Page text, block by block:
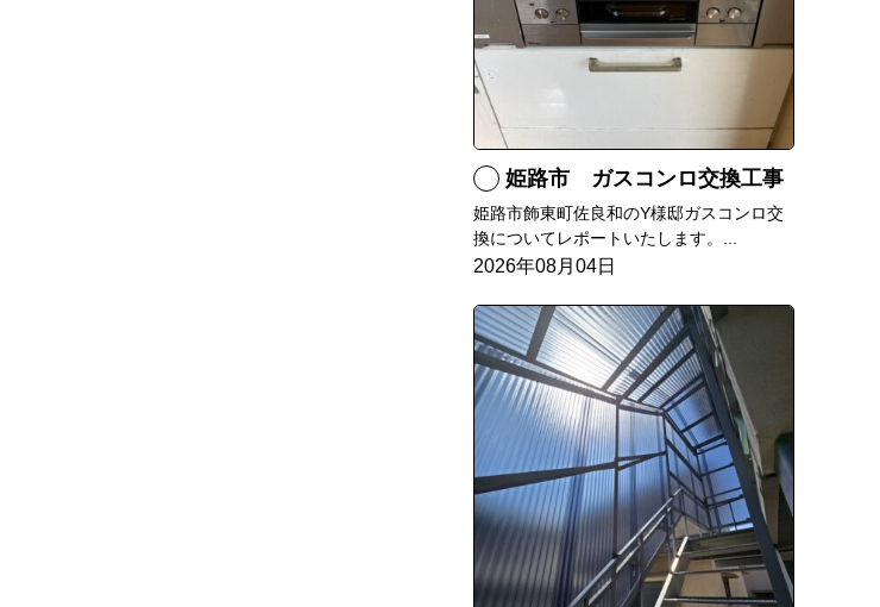
姫路市 ガスコンロ交換工事
姫路市飾東町佐良和のY様邸ガスコンロ交
換についてレポートいたします。...
2026年08月04日